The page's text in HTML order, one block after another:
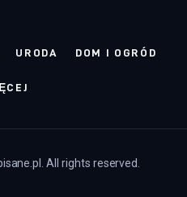
URODA DOM I OGRÓD
All rights reserved.